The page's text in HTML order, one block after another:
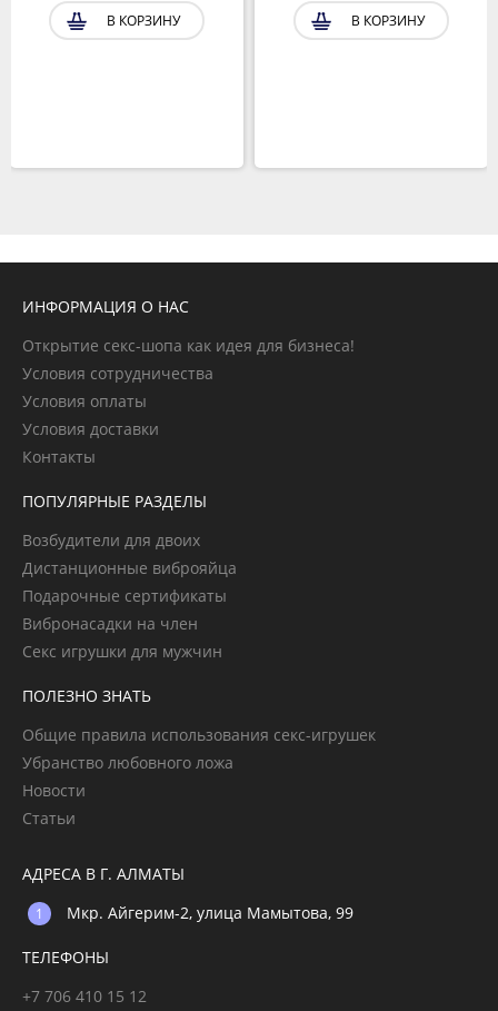
В КОРЗИНУ В КОРЗИНУ
ИНФОРМАЦИЯ О НАС
Открытие секс-шопа как идея для бизнеса!
Условия сотрудничества
Условия оплаты
Условия доставки
Контакты
ПОПУЛЯРНЫЕ РАЗДЕЛЫ
Возбудители для двоих
Дистанционные виброяйца
Подарочные сертификаты
Вибронасадки на член
Секс игрушки для мужчин
ПОЛЕЗНО ЗНАТЬ
Общие правила использования секс-игрушек
Убранство любовного ложа
Новости
Статьи
АДРЕСА В Г. АЛМАТЫ
Мкр. Айгерим-2, улица Мамытова, 99
ТЕЛЕФОНЫ
+7 706 410 15 12